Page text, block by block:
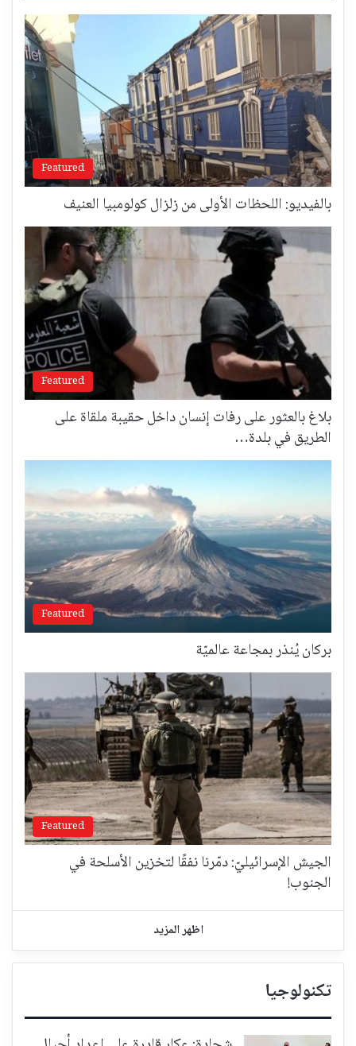
Featured
بالفيديو: اللحظات الأولى من زلزال كولومبيا العنيف
Featured
بلاغ بالعثور على رفات إنسان داخل حقيبة ملقاة على
الطريق في بلدة…
Featured
بركان يُنذر بمجاعة عالميّة
Featured
الجيش الإسرائيليّ: دمّرنا نفقًا لتخزين الأسلحة في
الجنوب!
اظهر المزيد
تكنولوجيا